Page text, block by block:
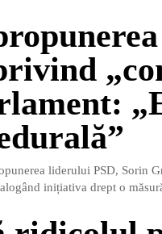
liderului PSD, Sorin
inițiativa drept o